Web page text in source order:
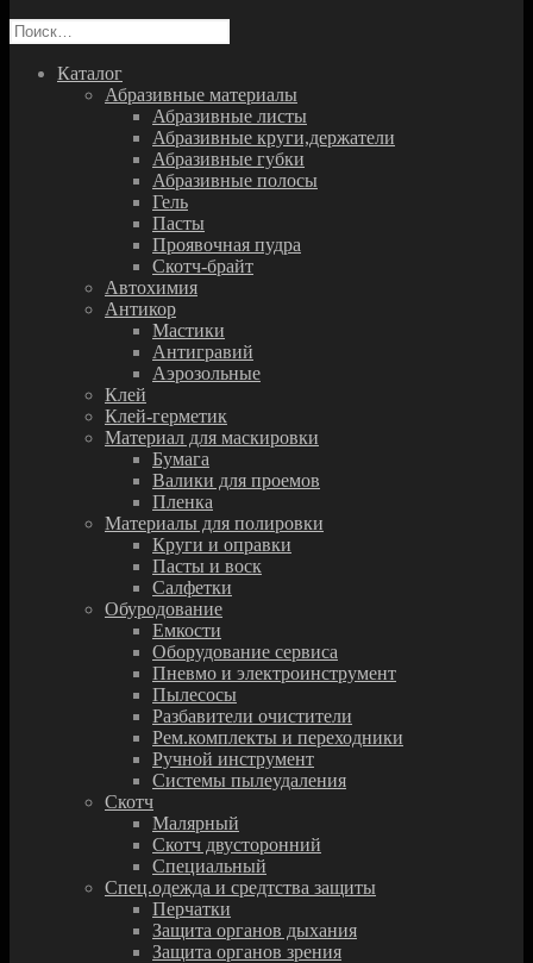
Найти:
Каталог
Абразивные материалы
Абразивные листы
Абразивные круги,держатели
Абразивные губки
Абразивные полосы
Гель
Пасты
Проявочная пудра
Скотч-брайт
Автохимия
Антикор
Мастики
Антигравий
Аэрозольные
Клей
Клей-герметик
Материал для маскировки
Бумага
Валики для проемов
Пленка
Материалы для полировки
Круги и оправки
Пасты и воск
Салфетки
Обуродование
Емкости
Оборудование сервиса
Пневмо и электроинструмент
Пылесосы
Разбавители очистители
Рем.комплекты и переходники
Ручной инструмент
Системы пылеудаления
Скотч
Малярный
Скотч двусторонний
Специальный
Спец.одежда и средтства защиты
Перчатки
Защита органов дыхания
Защита органов зрения